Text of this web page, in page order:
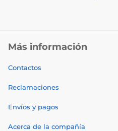
Más información
Contactos
Reclamaciones
Envíos y pagos
Acerca de la compañía